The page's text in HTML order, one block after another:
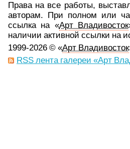
Права на все работы,
авторам. При полном или
ссылка на «Арт Владивосток
наличии активной ссылки на
1999-2026 © «Арт Владивосток
RSS лента галереи «Арт